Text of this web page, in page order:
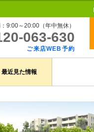
9:00～20:00（年中無休）
063-630
ご来店WEB予約
最近見た情報